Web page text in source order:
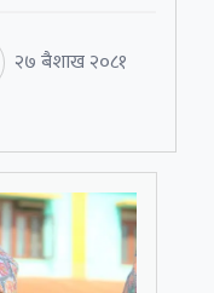
२७ बैशाख २०८१